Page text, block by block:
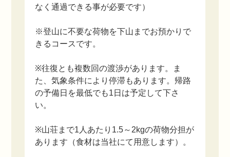
なく通過できる事が必要です）
※登山に不要な荷物を下山までお預かりで
きるコースです。
※往復とも複数回の渡渉があります。ま
た、気象条件により停滞もあります。帰路
の予備日を最低でも1日は予定して下さ
い。
※山荘まで1人あたり1.5～2kgの荷物分担が
あります（食材は当社にて用意します）。